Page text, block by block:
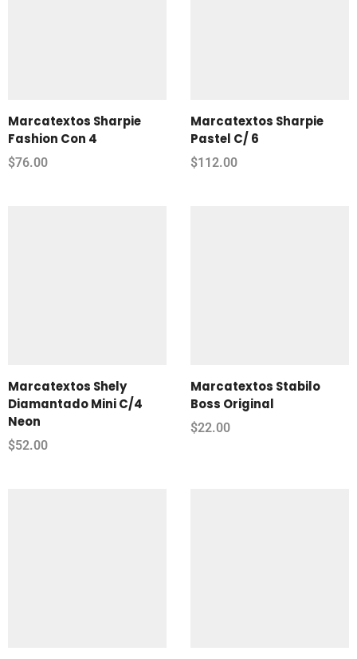
Marcatextos Sharpie
Fashion Con 4
$76.00
Marcatextos Sharpie
Pastel C/ 6
$112.00
Marcatextos Shely
Diamantado Mini C/4
Neon
$52.00
Marcatextos Stabilo
Boss Original
$22.00